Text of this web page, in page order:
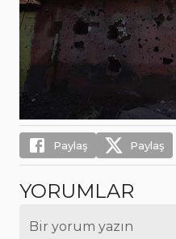
Paylaş Paylaş
YORUMLAR
Bir yorum yazın